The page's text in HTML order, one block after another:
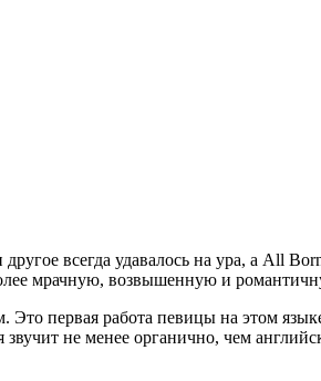
всегда удавалось на ура, а All
мрачную, возвышенную и
первая работа певицы на этом
не менее органично, чем